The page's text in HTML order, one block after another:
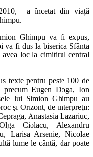
a încetat din viață
Ghimpu va fi expus,
va fi dus la biserica Sfânta
avea loc la cimitirul central
texte pentru peste 100 de
precum Eugen Doga, Ion
lui Simion Ghimpu au
şi Orizont, de interpreţii:
Anastasia Lazariuc,
Ciolacu, Alexandru
Larisa Arsenie, Nicolae
lume le cântă, dar poate